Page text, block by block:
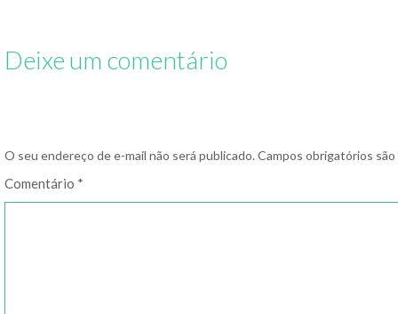
Deixe um comentário
O seu endereço de e-mail não será publicado. Campos obrigatórios
Comentário *